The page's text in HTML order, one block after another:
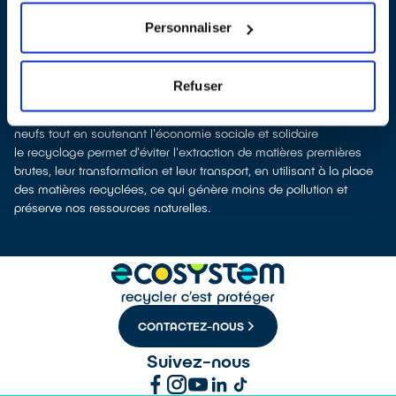
Personnaliser
Refuser
équipements collectés afin que nous procédions à leur
dépollution et leur recyclage.
Recycler, c’est économiser les ressources et réduire l’impact
environnemental
La production d’appareils électriques neufs est génératrice de
pollution et consommatrice de ressources naturelles.
donner son appareil permet d’éviter la production de produits
neufs tout en soutenant l'économie sociale et solidaire
le recyclage permet d'éviter l'extraction de matières premières
brutes, leur transformation et leur transport, en utilisant à la place
des matières recyclées, ce qui génère moins de pollution et
préserve nos ressources naturelles.
CONTACTEZ-NOUS
Suivez-nous